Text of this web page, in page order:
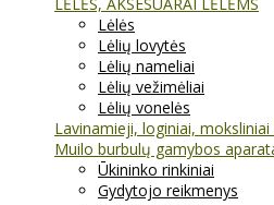
Lėlės
Lėlių lovytės
Lėlių nameliai
Lėlių vežimėliai
Lėlių vonelės
Lavinamieji, loginiai, moksliniai
Muilo burbulų gamybos
Ūkininko rinkiniai
Gydytojo reikmenys